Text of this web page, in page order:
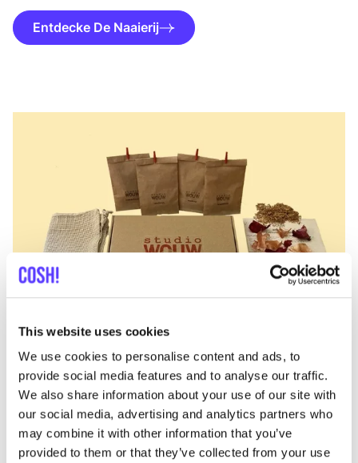
This website uses cookies
We use cookies to personalise content and ads, to
provide social media features and to analyse our traffic.
We also share information about your use of our site with
our social media, advertising and analytics partners who
may combine it with other information that you’ve
provided to them or that they’ve collected from your use
Entdecke De Naaierij
Stu­dioWOUW
Eine wei­te­re tol­le Idee für einen krea­ti­ven Work­shop